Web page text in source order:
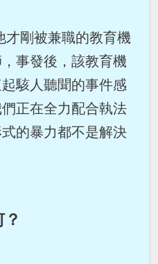
才剛被兼職的教育機
事發後，該教育機
駭人聽聞的事件感
正在全力配合執法
的暴力都不是解決